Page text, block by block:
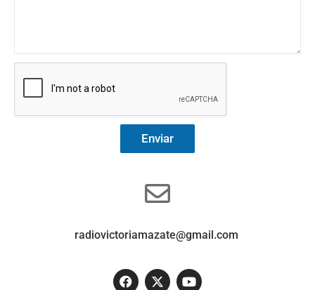
Enviar
radiovictoriamazate@gmail.com